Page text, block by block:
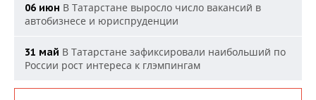
06 июн В Татарстане выросло число вакансий в
автобизнесе и юриспруденции
31 май В Татарстане зафиксировали наибольший по
России рост интереса к глэмпингам